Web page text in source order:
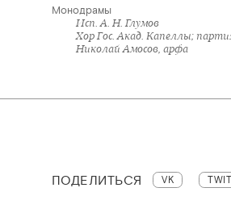
Монодрамы
Исп. А. Н. Глумов
Хор Гос. Акад. Капеллы;
Николай Амосов, арфа
ПОДЕЛИТЬСЯ VK